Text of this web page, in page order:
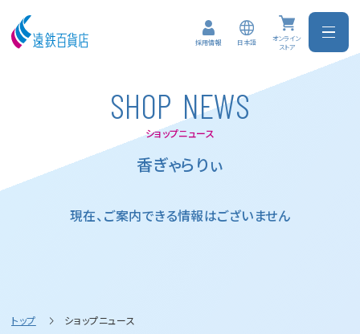
採用情報 日本語
オンライン
ストア
SHOP NEWS
ショップニュース
香ぎゃらりぃ
現在、ご案内できる情報はございません
トップ ショップニュース